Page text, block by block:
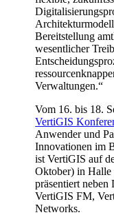
Bereitstellung
wesentlicher
Verwaltungen.“
Vom 16. bis 18.
VertiGIS
Anwender und
Innovationen im
ist VertiGIS auf
Oktober) in Halle
präsentiert neben
VertiGIS FM,
Networks.